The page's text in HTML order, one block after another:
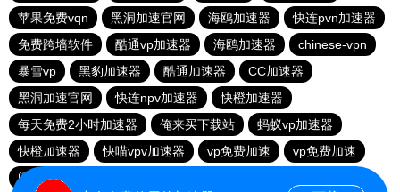
苹果免费vqn
黑洞加速官网 海鸥加速器
快连pvn加速器
免费跨墙软件
酷通vp加速器 海鸥加速器
chinese-vpn
暴雪vp
黑豹加速器 酷通加速器
CC加速器
黑洞加速官网
快连npv加速器
快橙加速器
每天免费2小时加速器
俺来买下载站
蚂蚁vp加速器
快橙加速器
快喵vpv加速器 vp免费加速
vp免费加速
闪电猫加速器-speedcat